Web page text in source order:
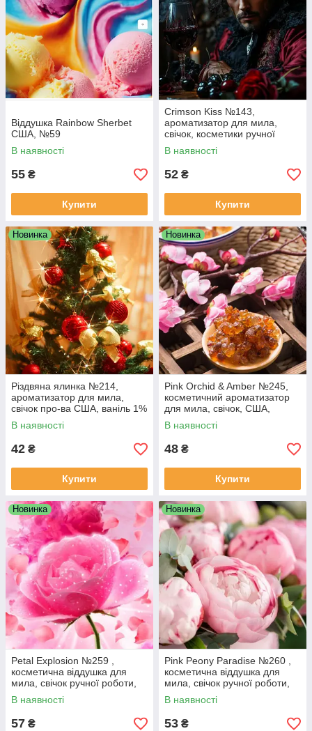
Віддушка Rainbow Sherbet
США, №59
В наявності
55 ₴
Купити
Crimson Kiss №143,
ароматизатор для мила,
свічок, косметики ручної
роботи, США, ваніль 0,083%
В наявності
52 ₴
Купити
Новинка
Різдвяна ялинка №214,
ароматизатор для мила,
свічок про-ва США, ваніль 1%
В наявності
42 ₴
Купити
Новинка
Pink Orchid & Amber №245,
косметичний ароматизатор
для мила, свічок, США,
ваніль 0,6%
В наявності
48 ₴
Купити
Новинка
Petal Explosion №259 ,
косметична віддушка для
мила, свічок ручної роботи,
США, ваніль 0,8%
В наявності
57 ₴
Новинка
Pink Peony Paradise №260 ,
косметична віддушка для
мила, свічок ручної роботи,
США, ваніль 0%
В наявності
53 ₴